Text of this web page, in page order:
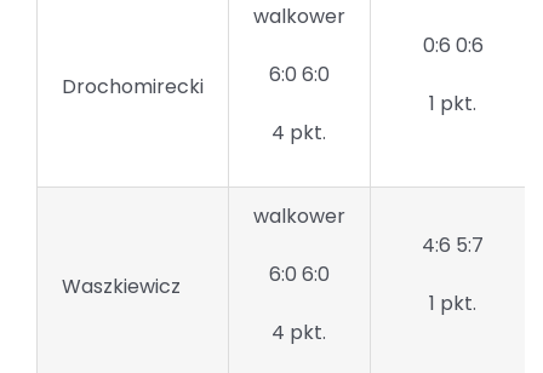
Drochomirecki
walkower
6:0 6:0
4 pkt.
0:6 0:6
1 pkt.
Waszkiewicz
walkower
6:0 6:0
4 pkt.
4:6 5:7
1 pkt.